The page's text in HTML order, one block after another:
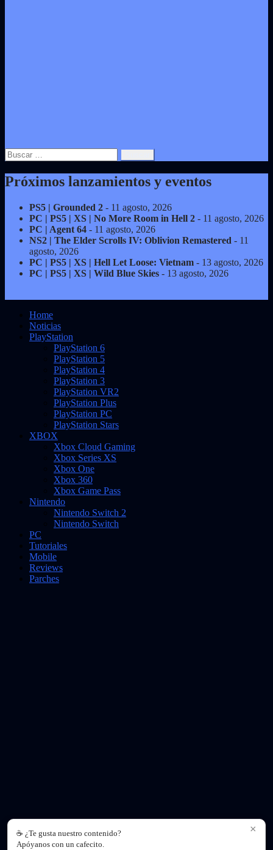
Buscar:
Próximos lanzamientos y eventos
PS5 | Grounded 2 - 11 agosto, 2026
PC | PS5 | XS | No More Room in Hell 2 - 11 agosto, 2026
PC | Agent 64 - 11 agosto, 2026
NS2 | The Elder Scrolls IV: Oblivion Remastered - 11
agosto, 2026
PC | PS5 | XS | Hell Let Loose: Vietnam - 13 agosto, 2026
PC | PS5 | XS | Wild Blue Skies - 13 agosto, 2026
Home
Noticias
PlayStation
PlayStation 6
PlayStation 5
PlayStation 4
PlayStation 3
PlayStation VR2
PlayStation Plus
PlayStation PC
PlayStation Stars
XBOX
Xbox Cloud Gaming
Xbox Series XS
Xbox One
Xbox 360
Xbox Game Pass
Nintendo
Nintendo Switch 2
Nintendo Switch
PC
Tutoriales
Mobile
Reviews
Parches
×
☕ ¿Te gusta nuestro contenido?
Apóyanos con un cafecito.